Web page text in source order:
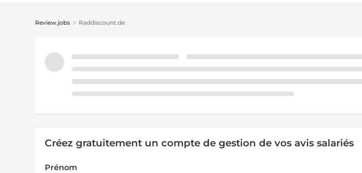
Review.jobs Raddiscount.de
Créez gratuitement un compte de gestion de vos avis salariés
Prénom